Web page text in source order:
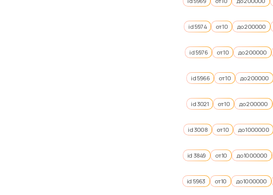
id 5974 от 10 до 200000
id 5976 от 10 до 200000
id 5966 от 10 до 200000
id 3021 от 10 до 200000
id 3008 от 10 до 1000000
id 3849 от 10 до 1000000
id 5963 от 10 до 1000000